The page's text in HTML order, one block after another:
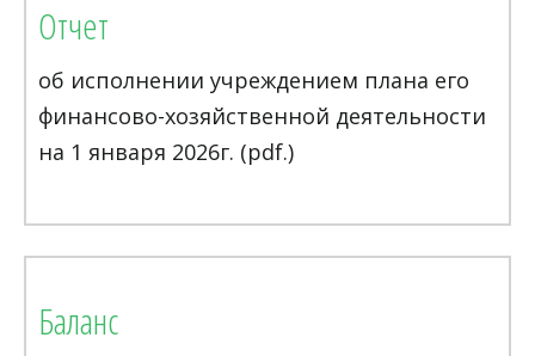
Отчет
об исполнении учреждением плана его
финансово-хозяйственной деятельности
на 1 января 2026г. (pdf.)
Баланс